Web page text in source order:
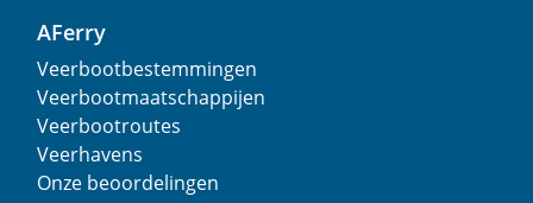
AFerry
Veerbootbestemmingen
Veerbootmaatschappijen
Veerbootroutes
Veerhavens
Onze beoordelingen